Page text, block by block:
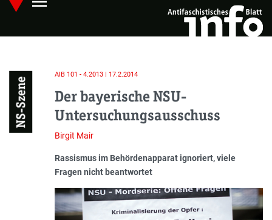
Skip
main
Hauptmenü öffnen
NS-Szene
AIB 101 - 4.2013 | 17.2.2014
Der bayerische NSU-
Untersuchungsausschuss
Birgit Mair
Einleitung
Rassismus im Behördenapparat ignoriert, viele
Fragen nicht beantwortet